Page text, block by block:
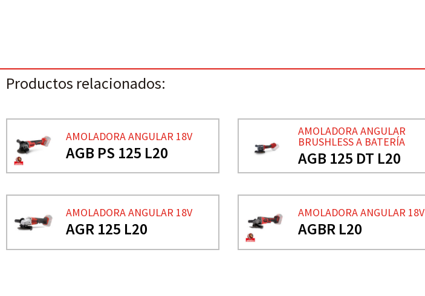
Productos relacionados:
AMOLADORA ANGULAR 18V
AGB PS 125 L20
AMOLADORA ANGULAR
BRUSHLESS A BATERÍA
AGB 125 DT L20
AMOLADORA ANGULAR 18V
AGR 125 L20
AMOLADORA ANGULAR 18V
AGBR L20